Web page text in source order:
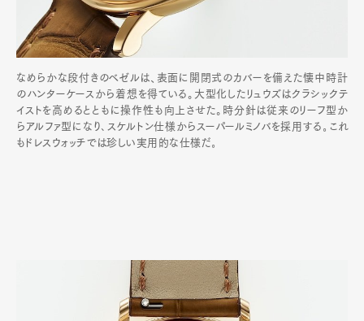
なめらかな段付きのベゼルは、表面に開閉式のカバーを備えた懐中時計
のハンターケースから着想を得ている。大型化したリュウズはクラシックテ
イストを高めるとともに操作性も向上させた。時分針は従来のリーフ型か
らアルファ型になり､スケルトン仕様からスーパールミノバを採用する｡これ
もドレスウォッチでは珍しい実用的な仕様だ｡